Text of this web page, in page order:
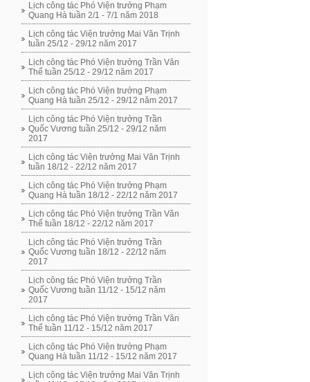
Lịch công tác Phó Viện trưởng Phạm
Quang Hà tuần 2/1 - 7/1 năm 2018
Lịch công tác Viện trưởng Mai Văn Trịnh
tuần 25/12 - 29/12 năm 2017
Lịch công tác Phó Viện trưởng Trần Văn
Thể tuần 25/12 - 29/12 năm 2017
Lịch công tác Phó Viện trưởng Phạm
Quang Hà tuần 25/12 - 29/12 năm 2017
Lịch công tác Phó Viện trưởng Trần
Quốc Vương tuần 25/12 - 29/12 năm
2017
Lịch công tác Viện trưởng Mai Văn Trịnh
tuần 18/12 - 22/12 năm 2017
Lịch công tác Phó Viện trưởng Phạm
Quang Hà tuần 18/12 - 22/12 năm 2017
Lịch công tác Phó Viện trưởng Trần Văn
Thể tuần 18/12 - 22/12 năm 2017
Lịch công tác Phó Viện trưởng Trần
Quốc Vương tuần 18/12 - 22/12 năm
2017
Lịch công tác Phó Viện trưởng Trần
Quốc Vương tuần 11/12 - 15/12 năm
2017
Lịch công tác Phó Viện trưởng Trần Văn
Thể tuần 11/12 - 15/12 năm 2017
Lịch công tác Phó Viện trưởng Phạm
Quang Hà tuần 11/12 - 15/12 năm 2017
Lịch công tác Viện trưởng Mai Văn Trịnh